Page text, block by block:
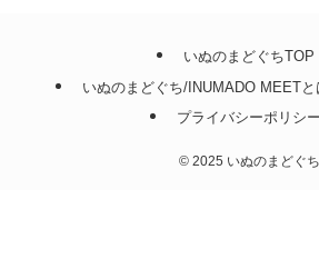
いぬのまどぐちTOP
いぬのまどぐち/INUMADO MEETと
プライバシーポリシー
©2025 いぬのまどぐち